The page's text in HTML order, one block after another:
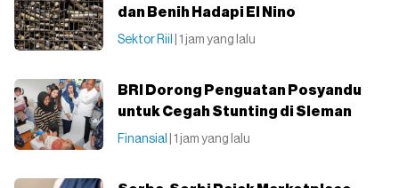
dan Benih Hadapi El Nino
Sektor Riil | 1 jam yang lalu
BRI Dorong Penguatan Posyandu
untuk Cegah Stunting di Sleman
Finansial | 1 jam yang lalu